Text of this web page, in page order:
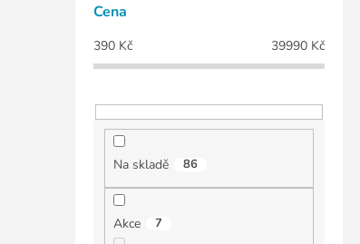
Cena
390 Kč 39990 Kč
Na skladě 86
Akce 7